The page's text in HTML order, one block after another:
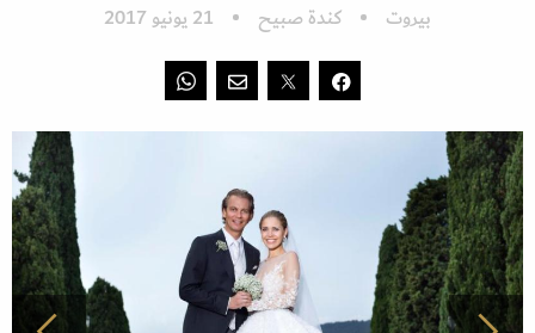
بيروت كندة صبيح 21 يونيو 2017